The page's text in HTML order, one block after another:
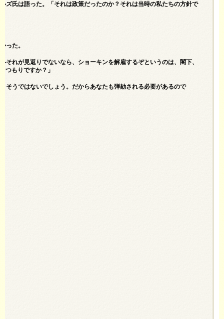
ズ氏は語った。「それは政策だったのか？それは当時の私たちの方針で
った。
れが見返りでないなら、ショーキンを解雇するぞというのは、閣下、
つもりですか？」
そうではないでしょう。だからあなたも弾劾される必要があるので